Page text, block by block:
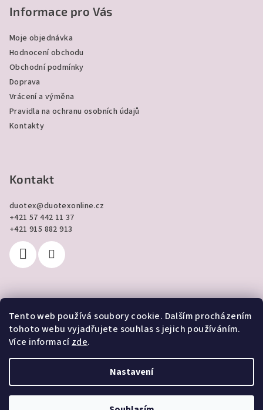
Tento web používá soubory cookie. Dalším procházením
tohoto webu vyjadřujete souhlas s jejich používáním.
Více informacízde.
Nastavení
Informace pro Vás
Moje objednávka
Hodnocení obchodu
Obchodní podmínky
Doprava
Vrácení a výměna
Pravidla na ochranu osobních údajů
Kontakty
Kontakt
duotex@duotexonline.cz
+421 57 442 11 37
+421 915 882 913
Přijímáme online platby